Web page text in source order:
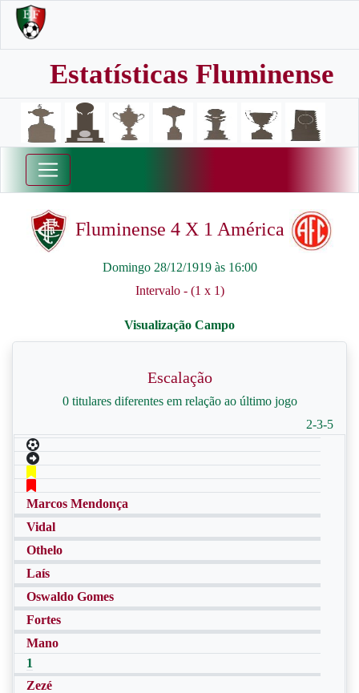
Estatísticas Fluminense
Fluminense 4 X 1 América
Domingo 28/12/1919 às 16:00
Intervalo - (1 x 1)
Escalação
0 titulares diferentes em relação ao último jogo
2-3-5
Marcos Mendonça
Vidal
Othelo
Laís
Oswaldo Gomes
Fortes
Mano
1
Zezé